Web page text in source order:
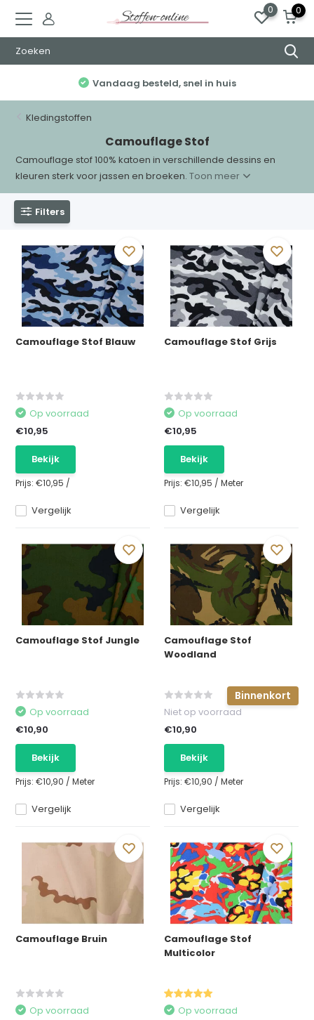
0 0
Vandaag besteld, snel in huis
Kledingstoffen
Camouflage Stof
Camouflage stof 100% katoen in verschillende dessins en
kleuren sterk voor jassen en broeken.Toon meer
Filters
Camouflage Stof Blauw
Vergelijk
Op voorraad
€10,95
Bekijk
Prijs:€10,95 /
Camouflage Stof Grijs
Vergelijk
Op voorraad
€10,95
Bekijk
Prijs: €10,95 / Meter
Camouflage Stof Jungle
Vergelijk
Op voorraad
€10,90
Bekijk
Prijs:€10,90 /Meter
Camouflage Stof
Woodland
Binnenkort
Vergelijk
Niet op voorraad
€10,90
Bekijk
Prijs: €10,90 / Meter
Camouflage Bruin
Op voorraad
Camouflage Stof
Multicolor
Op voorraad